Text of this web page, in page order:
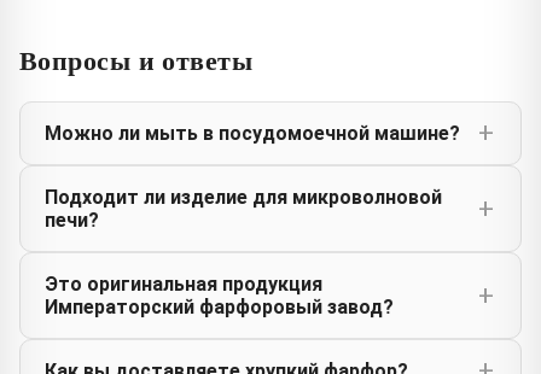
Вопросы и ответы
Можно ли мыть в посудомоечной машине?
Подходит ли изделие для микроволновой
печи?
Это оригинальная продукция
Императорский фарфоровый завод?